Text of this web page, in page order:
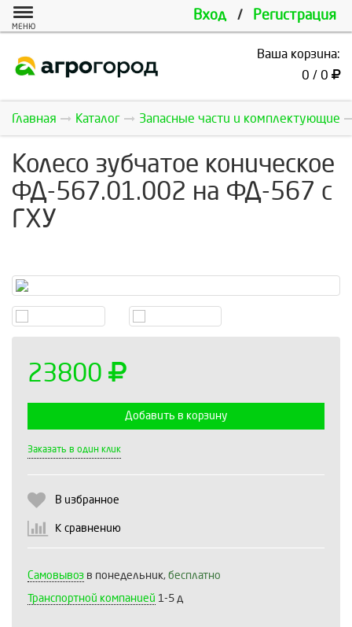
Вход / Регистрация
МЕНЮ
Ваша корзина:
0 / 0
Главная Каталог Запасные части и комплектующие
Колесо зубчатое коническое
ФД-567.01.002 на ФД-567 с
ГХУ
23800
Добавить в корзину
Заказать в один клик
В избранное
К сравнению
Самовывоз в понедельник, бесплатно
Транспортной компанией 1-5 д